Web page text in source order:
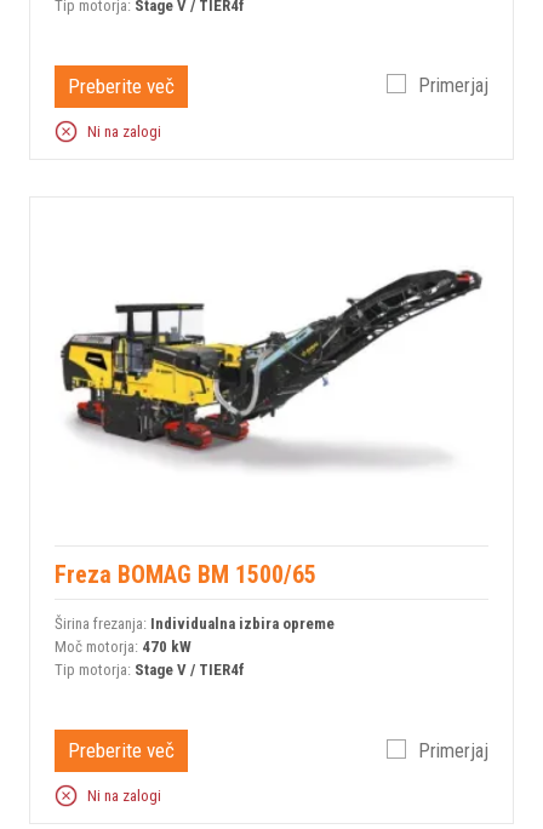
Tip motorja: Stage V / TIER4f
Preberite več Primerjaj
Ni na zalogi
Freza BOMAG BM 1500/65
Širina frezanja: Individualna izbira opreme
Moč motorja: 470 kW
Tip motorja: Stage V / TIER4f
Preberite več Primerjaj
Ni na zalogi